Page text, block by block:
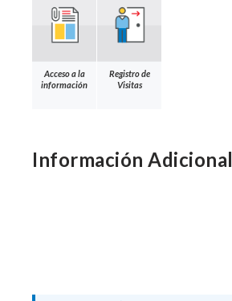
Acceso a la
información
Registro de
Visitas
Información Adicional